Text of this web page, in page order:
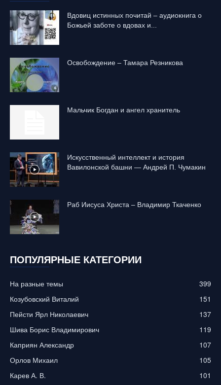
Вдовиц истинных почитай – аудиокнига о
Божьей заботе о вдовах и...
Освобождение – Тамара Резникова
Mальчик Богдан и ангел хранитель
Искусственный интеллект и история
Вавилонской башни — Андрей П. Чумакин
Раб Иисуса Христа – Владимир Ткаченко
ПОПУЛЯРНЫЕ КАТЕГОРИИ
На разные темы
399
Козубовский Виталий
151
Пейсти Ярл Николаевич
137
Шива Борис Владимирович
119
Каприян Александр
107
Орлов Михаил
105
Карев А. В.
101